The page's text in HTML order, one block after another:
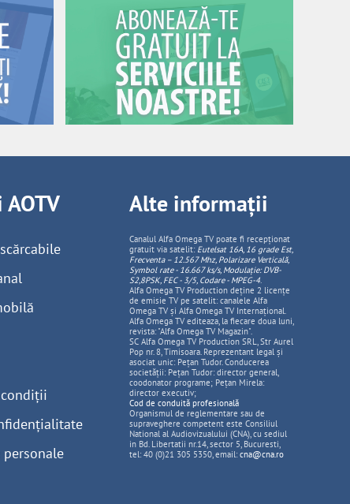
Alte informații
Canalul Alfa Omega TV poate fi recepționat
gratuit via satelit: Eutelsat 16A, 16 grade Est,
Frecventa – 12.567 Mhz, PolarizareVerticală,
Symbol rate - 16.667 ks/s, Modulație: DVB-
S2,8PSK, FEC - 3/5, Codare - MPEG-4.
Alfa Omega TV Production deține 2 licențe
de emisie TV pe satelit: canalele Alfa
Omega TV și Alfa Omega TV Internațional.
Alfa Omega TV editeaza, la fiecare doua luni,
revista: "Alfa Omega TV Magazin".
SC Alfa Omega TV Production SRL, Str Aurel
Pop nr. 8, Timisoara. Reprezentant legal și
asociat unic: Pețan Tudor. Conducerea
societății: Pețan Tudor: director general,
coodonator programe; Pețan Mirela:
director executiv;
Cod de conduită profesională
Organismul de reglementare sau de
supraveghere competent este Consiliul
National al Audiovizualului (CNA), cu sediul
in Bd. Libertatii nr.14, sector 5, Bucuresti,
tel: 40 (0)21 305 5350, email: cna@cna.ro